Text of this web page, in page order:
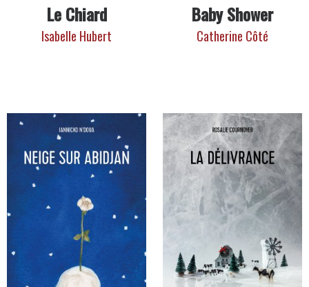
Le Chiard
Isabelle Hubert
Baby Shower
Catherine Côté